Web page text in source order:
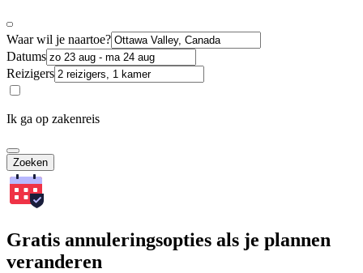
Waar wil je naartoe?
Datums
Reizigers
Ik ga op zakenreis
Zoeken
Gratis annuleringsopties als je plannen
veranderen